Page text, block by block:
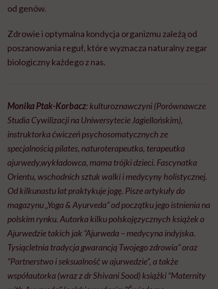
od genów.
Zdrowie i optymalna kondycja organizmu zależą od
poszanowania reguł, które wyznacza naturalny zegar
biologiczny każdego z nas.
Monika Ptak-Korbacz: kulturoznawczyni (Porównawcze
Studia Cywilizacji na Uniwersytecie Jagiellońskim),
instruktorka ćwiczeń psychosomatycznych ze
specjalnością pilates, naturoterapeutka, terapeutka
ajurwedy,wykładowca, mama trójki dzieci. Fascynatka
Orientu, wschodnich sztuk walki i medycyny holistycznej.
Od kilkunastu lat praktykuje jogę. Pisze artykuły do
magazynu „Yoga & Ayurveda” od początku jego istnienia na
polskim rynku. Autorka kilku polskojęzycznych książek o
Ajurwedzie takich jak “Ajurweda – medycyna indyjska.
Tysiącletnia tradycja gwarancją Twojego zdrowia” oraz
“Partnerstwo i seksualność w ajurwedzie”, a także
współautorka (wraz z dr Shivani Sood) książki “Maternity